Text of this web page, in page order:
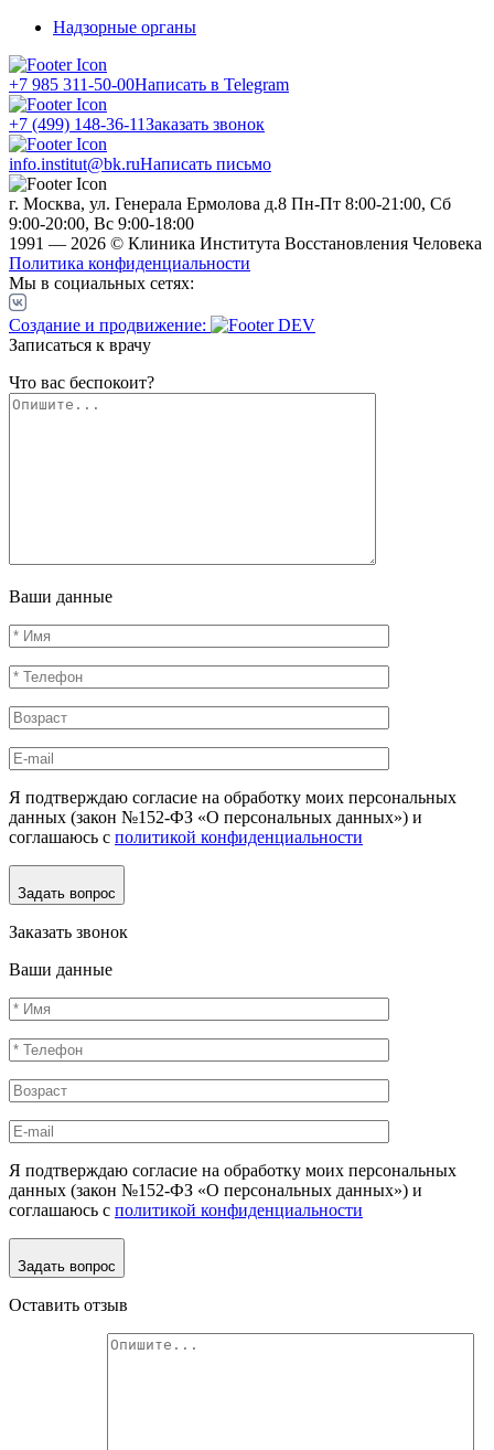
Надзорные органы
+7 985 311-50-00Написать в Telegram
+7 (499) 148-36-11Заказать звонок
info.institut@bk.ruНаписать письмо
г. Москва, ул. Генерала Ермолова д.8 Пн-Пт 8:00-21:00, Сб
9:00-20:00, Вс 9:00-18:00
1991 — 2026 © Клиника Института Восстановления Человека
Политика конфиденциальности
Мы в социальных сетях:
Создание и продвижение:
Записаться к врачу
Что вас беспокоит?
Ваши данные
Я подтверждаю согласие на обработку моих персональных
данных (закон №152-ФЗ «О персональных данных») и
соглашаюсь с политикой конфиденциальности
Задать вопрос
Заказать звонок
Ваши данные
Я подтверждаю согласие на обработку моих персональных
данных (закон №152-ФЗ «О персональных данных») и
соглашаюсь с политикой конфиденциальности
Задать вопрос
Оставить отзыв